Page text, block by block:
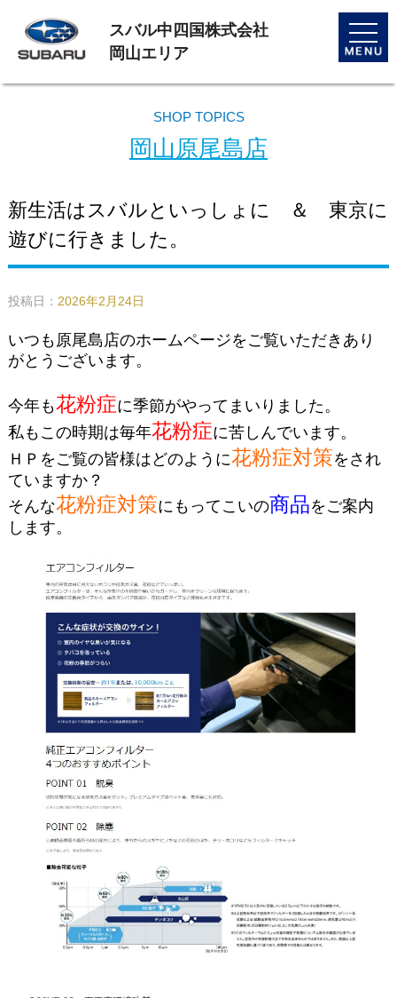
toggle
スバル中四国株式会社
岡山エリア
SHOP TOPICS
岡山原尾島店
新生活はスバルといっしょに ＆ 東京に
遊びに行きました。
投稿日： 2026年2月24日
いつも原尾島店のホームページをご覧いただきあり
がとうございます。
今年も花粉症に季節がやってまいりました。
私もこの時期は毎年花粉症に苦しんでいます。
ＨＰをご覧の皆様はどのように花粉症対策をされ
ていますか？
そんな花粉症対策にもってこいの商品をご案内
します。